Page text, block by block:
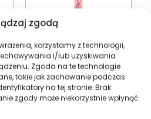
zgodą
korzystamy z technologii,
i/lub uzyskiwania
Zgoda na te technologie
takie jak zachowanie podczas
na tej stronie. Brak
zgody może niekorzystnie wpłynąć
Błyszczyk do ust Revers
Beauty Balm2M
10,44zł